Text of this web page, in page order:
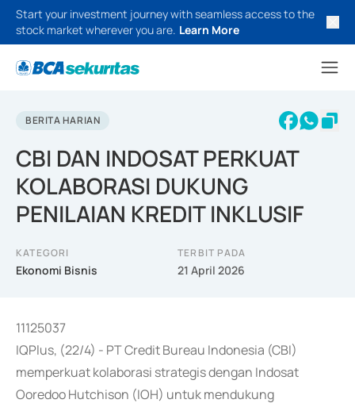
Start your investment journey with seamless access to the
stock market wherever you are. Learn More
BERITA HARIAN
CBI DAN INDOSAT PERKUAT
KOLABORASI DUKUNG
PENILAIAN KREDIT INKLUSIF
KATEGORI
Ekonomi Bisnis
TERBIT PADA
21 April 2026
11125037
IQPlus, (22/4) - PT Credit Bureau Indonesia (CBI)
memperkuat kolaborasi strategis dengan Indosat
Ooredoo Hutchison (IOH) untuk mendukung